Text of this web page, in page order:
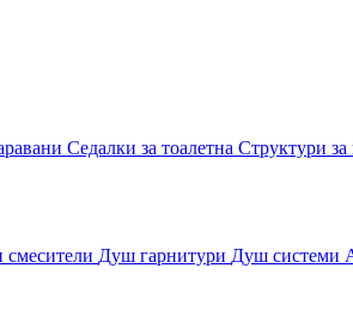
Седалки за тоалетна Структури за
смесители Душ гарнитури Душ системи